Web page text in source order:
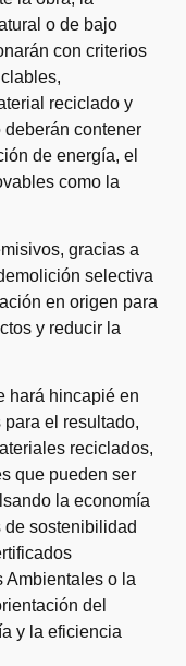
o de bajo
con criterios
reciclado y
contener
de energía, el
como la
gracias a
selectiva
en origen para
y reducir la
hará hincapié en
el resultado,
reciclados,
que pueden ser
la economía
sostenibilidad
Ambientales o la
del
y la eficiencia